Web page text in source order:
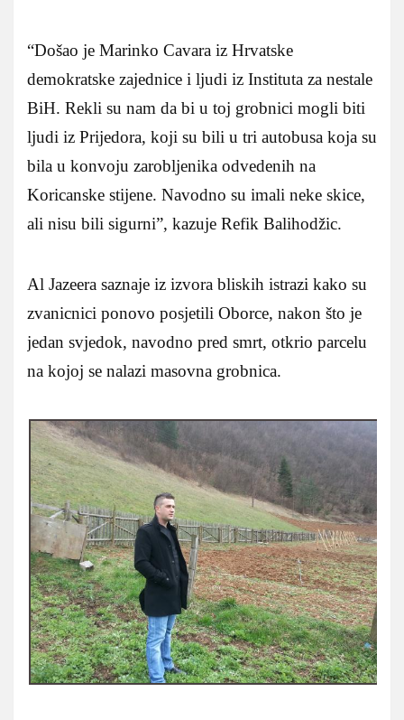
“Došao je Marinko Cavara iz Hrvatske
demokratske zajednice i ljudi iz Instituta za nestale
BiH. Rekli su nam da bi u toj grobnici mogli biti
ljudi iz Prijedora, koji su bili u tri autobusa koja su
bila u konvoju zarobljenika odvedenih na
Koricanske stijene. Navodno su imali neke skice,
ali nisu bili sigurni”, kazuje Refik Balihodžic.
Al Jazeera saznaje iz izvora bliskih istrazi kako su
zvanicnici ponovo posjetili Oborce, nakon što je
jedan svjedok, navodno pred smrt, otkrio parcelu
na kojoj se nalazi masovna grobnica.